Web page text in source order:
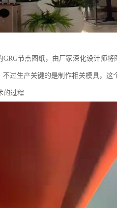
节点图纸，由厂家深化设计师
过生产关键的是制作相关模具，
的过程